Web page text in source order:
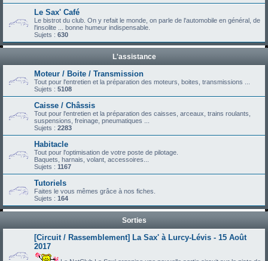
Le Sax' Café
Le bistrot du club. On y refait le monde, on parle de l'automobile en général, de
l'insolite ... bonne humeur indispensable.
Sujets : 630
L'assistance
Moteur / Boite / Transmission
Tout pour l'entretien et la préparation des moteurs, boites, transmissions ...
Sujets : 5108
Caisse / Châssis
Tout pour l'entretien et la préparation des caisses, arceaux, trains roulants,
suspensions, freinage, pneumatiques ...
Sujets : 2283
Habitacle
Tout pour l'optimisation de votre poste de pilotage.
Baquets, harnais, volant, accessoires...
Sujets : 1167
Tutoriels
Faites le vous mêmes grâce à nos fiches.
Sujets : 164
Sorties
[Circuit / Rassemblement] La Sax' à Lurcy-Lévis - 15 Août
2017